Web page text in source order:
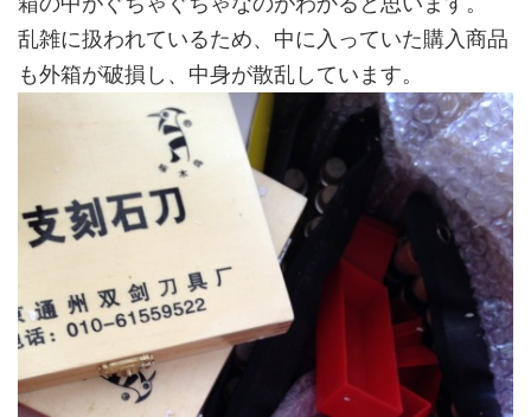
乱雑に扱われているため、中に入っていた購入商品
も外箱が破損し、中身が散乱しています。